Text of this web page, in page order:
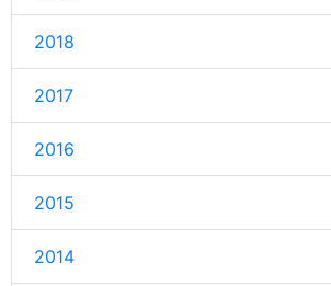
2018
2017
2016
2015
2014